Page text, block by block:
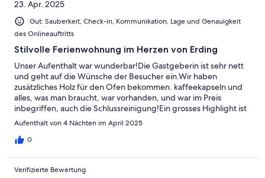
23. Apr. 2025
Gut: Sauberkeit, Check-in, Kommunikation, Lage und Genauigkeit
des Onlineauftritts
Stilvolle Ferienwohnung im Herzen von Erding
Unser Aufenthalt war wunderbar!Die Gastgeberin ist sehr nett
und geht auf die Wünsche der Besucher ein.Wir haben
zusätzliches Holz für den Ofen bekommen. kaffeekapseln und
alles, was man braucht, war vorhanden, und war im Preis
inbegriffen, auch die Schlussreinigung!Ein grosses Highlight ist
der Baggersee fünf Minuten zu Fuss von der Wohnung
Aufenthalt von 4 Nächten im April 2025
0
Verifizierte Bewertung